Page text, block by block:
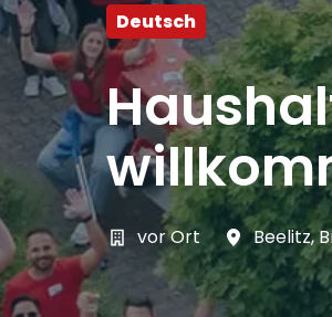
Deutsch
vor Ort Beelitz,